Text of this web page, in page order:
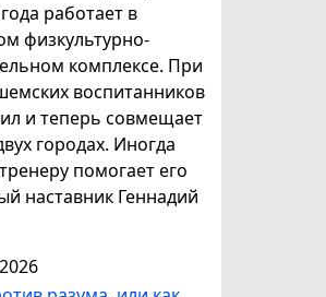
работает в
физкультурно-
комплексе. При
воспитанников
и теперь совмещает
городах. Иногда
помогает его
наставник Геннадий